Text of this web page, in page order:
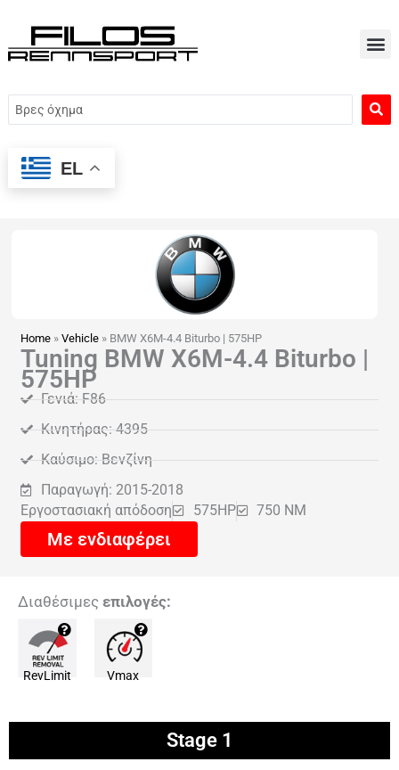
περιεχόμενο
Search
...
EL
Home »Vehicle » BMW X6M-4.4 Biturbo | 575HP
Tuning BMW X6M-4.4 Biturbo |
575HP
Γενιά: F86
Κινητήρας: 4395
Καύσιμο: Βενζίνη
Παραγωγή: 2015-2018
Εργοστασιακή απόδοση
575HP 750 NM
Με ενδιαφέρει
Διαθέσιμες επιλογές:
RevLimit Vmax
Stage 1